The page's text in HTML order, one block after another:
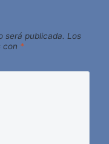
será publicada. Los
con *